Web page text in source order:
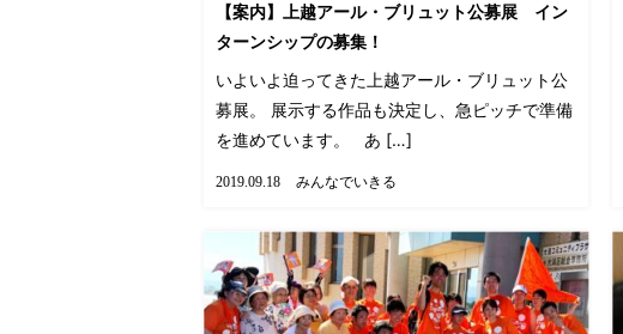
【案内】上越アール・ブリュット公募展 イン
ターンシップの募集！
いよいよ迫ってきた上越アール・ブリュット公
募展。 展示する作品も決定し、急ピッチで準備
を進めています。 あ […]
2019.09.18 みんなでいきる